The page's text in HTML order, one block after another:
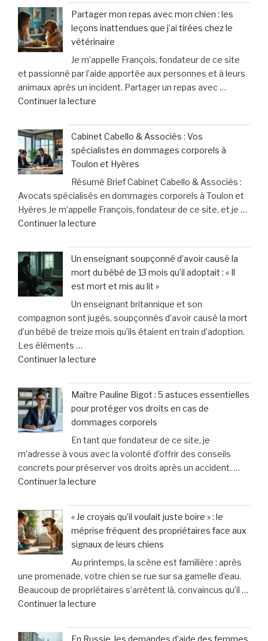
Nous
finançons
un
système
inutile
»
:
des
contraintes
pesantes »
Partager mon repas avec mon chien : les
leçons inattendues que j’ai tirées chez le
vétérinaire
Je m’appelle François, fondateur de ce site
et passionné par l’aide apportée aux personnes et à leurs
animaux après un incident. Partager un repas avec …
Continuer la lecture
mon
repas
avec
mon
chien
:
les
le
vétérinaire »
Cabinet Cabello & Associés : Vos
spécialistes en dommages corporels à
Toulon et Hyères
Résumé Brief Cabinet Cabello & Associés :
Avocats spécialisés en dommages corporels à Toulon et
Hyères Je m’appelle François, fondateur de ce site, et je …
Continuer la lecture
Cabello
&
Associés
:
Vos
spécialistes
en
Hyères »
Un enseignant soupçonné d’avoir causé la
mort du bébé de 13 mois qu’il adoptait : « Il
est mort et mis au lit »
Un enseignant britannique et son
compagnon sont jugés, soupçonnés d’avoir causé la mort
d’un bébé de treize mois qu’ils étaient en train d’adoption.
Les éléments …
Continuer la lecture
enseignant
soupçonné
d’avoir
causé
la
mort
du
mois
:
«
Il
et
Maître Pauline Bigot : 5 astuces essentielles
pour protéger vos droits en cas de
dommages corporels
En tant que fondateur de ce site, je
m’adresse à vous avec la volonté d’offrir des conseils
concrets pour préserver vos droits après un accident. …
Continuer la lecture
Pauline
Bigot
:
5
astuces
essentielles
pour
« Je croyais qu’il voulait juste boire » : le
méprise fréquent des propriétaires face aux
signaux de leurs chiens
Au printemps, la scène est familière : après
une promenade, votre chien se rue sur sa gamelle d’eau.
Beaucoup de propriétaires s’arrêtent là, convaincus qu’il …
Continuer la lecture
Je